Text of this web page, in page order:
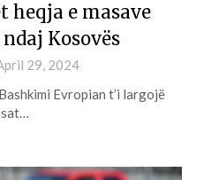
heqja e masave
Kosovës
29, 2024
Evropian t’i largojë